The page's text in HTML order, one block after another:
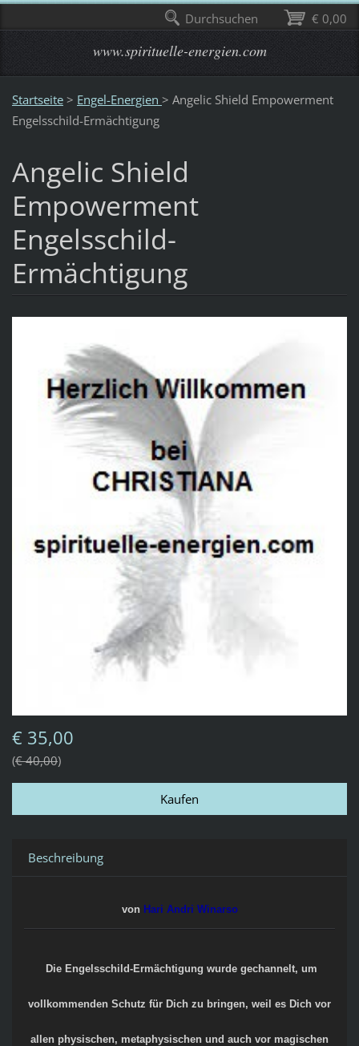
www.spirituelle-energien.com
Startseite > Engel-Energien > Angelic Shield Empowerment
Engelsschild-Ermächtigung
Angelic Shield
Empowerment
Engelsschild-
Ermächtigung
€ 35,00
€ 40,00
Beschreibung
von Hari Andri Winarso
Die Engelsschild-Ermächtigung wurde gechannelt, um
vollkommenden Schutz für Dich zu bringen, weil es Dich vor
allen physischen, metaphysischen und auch vor magischen
€ 0,00
Durchsuchen